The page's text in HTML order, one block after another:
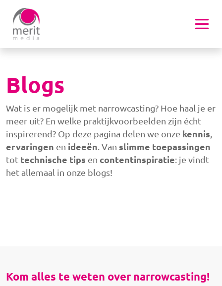
Overslaan en naar de inhoud gaan
Blogs
Wat is er mogelijk met narrowcasting? Hoe haal je er
meer uit? En welke praktijkvoorbeelden zijn écht
inspirerend? Op deze pagina delen we onze kennis
ervaringen en ideeën . Van slimme toepassingen
tot technische tips en contentinspiratie: je vindt
het allemaal in onze blogs!
Kom alles te weten over narrowcasting!